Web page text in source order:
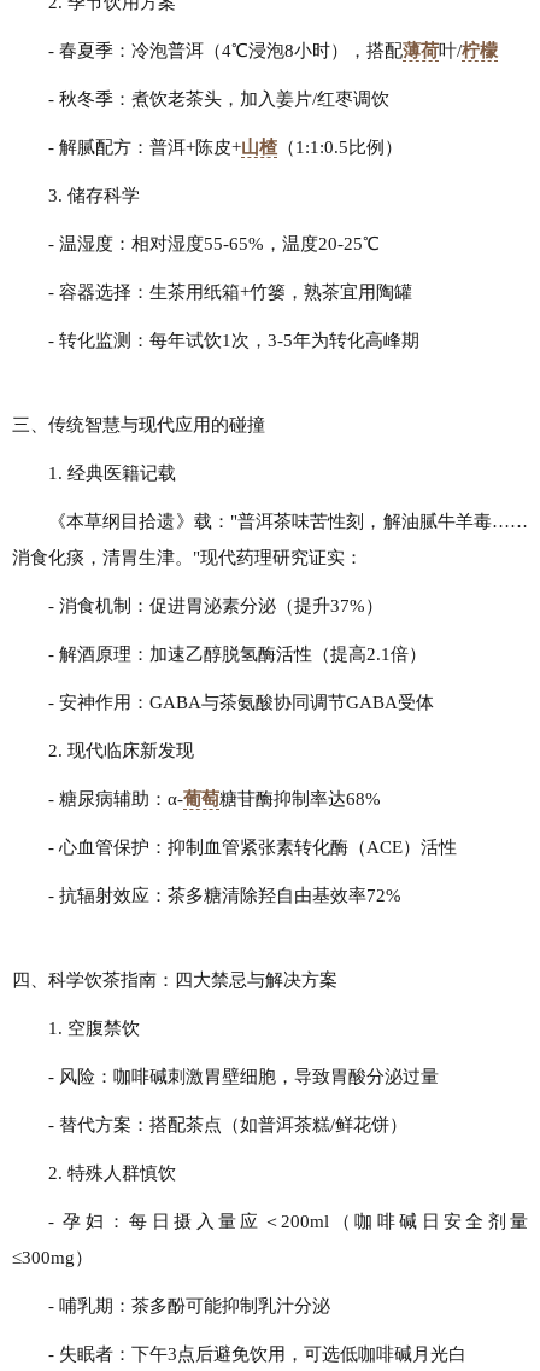
- 春夏季：冷泡普洱（4℃浸泡8小时），搭配薄荷叶/柠檬
- 秋冬季：煮饮老茶头，加入姜片/红枣调饮
- 解腻配方：普洱+陈皮+山楂 （1:1:0.5比例）
3. 储存科学
- 温湿度：相对湿度55-65%，温度20-25℃
- 容器选择：生茶用纸箱+竹篓，熟茶宜用陶罐
- 转化监测：每年试饮1次，3-5年为转化高峰期
三、传统智慧与现代应用的碰撞
1. 经典医籍记载
《本草纲目拾遗》载："普洱茶味苦性刻，解油腻牛羊毒……
消食化痰，清胃生津。"现代药理研究证实：
- 消食机制：促进胃泌素分泌（提升37%）
- 解酒原理：加速乙醇脱氢酶活性（提高2.1倍）
- 安神作用：GABA与茶氨酸协同调节GABA受体
2. 现代临床新发现
- 糖尿病辅助：α-葡萄糖苷酶抑制率达68%
- 心血管保护：抑制血管紧张素转化酶（ACE）活性
- 抗辐射效应：茶多糖清除羟自由基效率72%
四、科学饮茶指南：四大禁忌与解决方案
1. 空腹禁饮
- 风险：咖啡碱刺激胃壁细胞，导致胃酸分泌过量
- 替代方案：搭配茶点（如普洱茶糕/鲜花饼）
2. 特殊人群慎饮
- 孕妇：每日摄入量应＜200ml（咖啡碱日安全剂量
≤300mg）
- 哺乳期：茶多酚可能抑制乳汁分泌
- 失眠者：下午3点后避免饮用，可选低咖啡碱月光白